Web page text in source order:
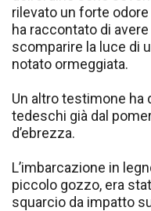
rilevato un forte
ha raccontato di
scomparire la luce di
notato ormeggiata.
Un altro testimone ha
tedeschi già dal
d’ebrezza.
L’imbarcazione in
piccolo gozzo, era
squarcio da impatto